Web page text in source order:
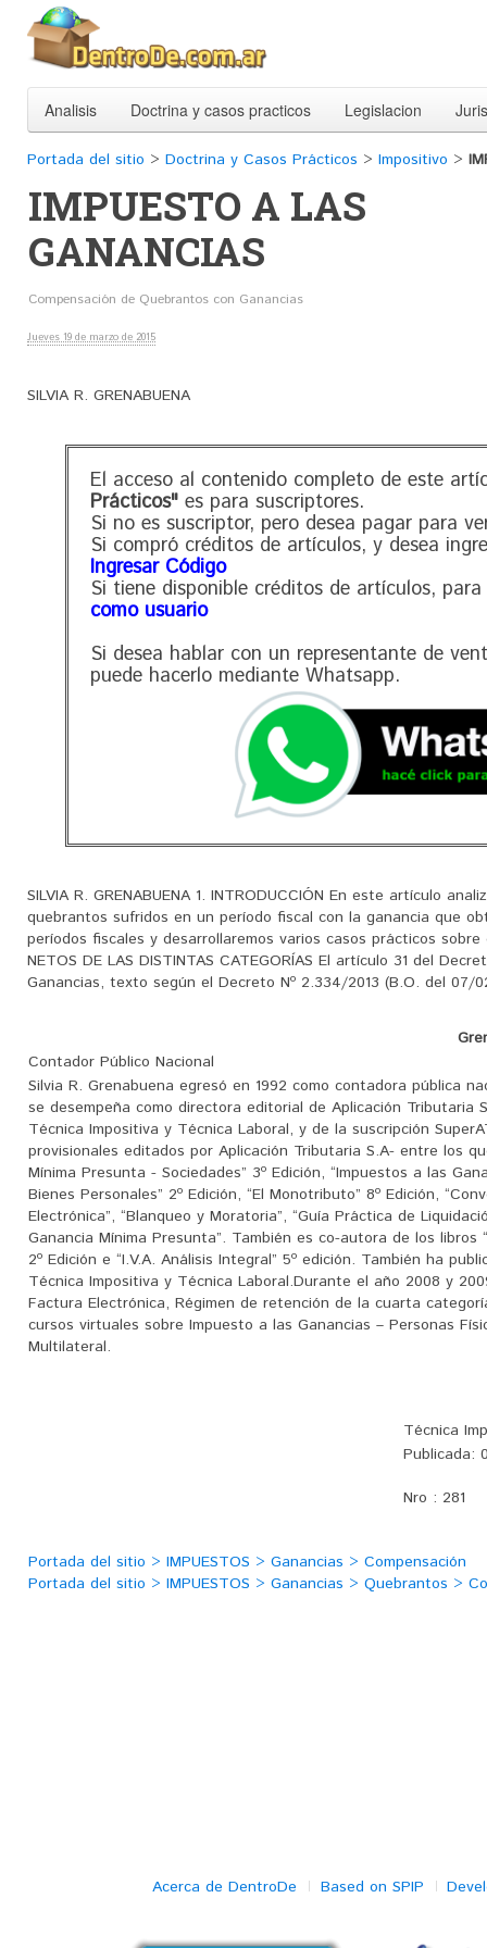
Analisis Doctrina y casos practicos Legislacion
Portada del sitio > Doctrina y Casos Prácticos > Impositivo >
IMPUESTO A LAS
GANANCIAS
Compensación de Quebrantos con Ganancias
Jueves 19 de marzo de 2015
SILVIA R. GRENABUENA
El acceso al contenido completo de este
Prácticos" es para suscriptores.
Si no es suscriptor, pero desea pagar para
Si compró créditos de artículos, y desea
Ingresar Código
Si tiene disponible créditos de artículos,
como usuario
Si desea hablar con un representante de
puede hacerlo mediante Whatsapp.
SILVIA R. GRENABUENA 1. INTRODUCCIÓN En este artículo
quebrantos sufridos en un período fiscal con la ganancia que
períodos fiscales y desarrollaremos varios casos prácticos sobre
NETOS DE LAS DISTINTAS CATEGORÍAS El artículo 31 del
Ganancias, texto según el Decreto Nº 2.334/2013 (B.O. del 07/
Contador Público Nacional
Silvia R. Grenabuena egresó en 1992 como contadora pública
se desempeña como directora editorial de Aplicación
Técnica Impositiva y Técnica Laboral, y de la suscripción
provisionales editados por Aplicación Tributaria S.A- entre los
Mínima Presunta - Sociedades” 3º Edición, “Impuestos a las
Bienes Personales” 2º Edición, “El Monotributo” 8º Edición,
Electrónica”, “Blanqueo y Moratoria”, “Guía Práctica de
Ganancia Mínima Presunta”. También es co-autora de los
2º Edición e “I.V.A. Análisis Integral” 5º edición. También ha
Técnica Impositiva y Técnica Laboral.Durante el año 2008 y
Factura Electrónica, Régimen de retención de la cuarta
cursos virtuales sobre Impuesto a las Ganancias – Personas
Multilateral.
Técnica
Publicada:
Nro : 281
Portada del sitio > IMPUESTOS > Ganancias > Compensación
Portada del sitio > IMPUESTOS > Ganancias > Quebrantos >
Acerca de DentroDe Based on SPIP